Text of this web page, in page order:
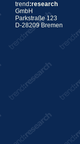
trend :research
GmbH
Parkstraße 123
D-28209 Bremen